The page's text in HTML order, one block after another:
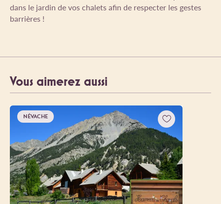
dans le jardin de vos chalets afin de respecter les gestes
barrières !
Vous aimerez aussi
NÉVACHE